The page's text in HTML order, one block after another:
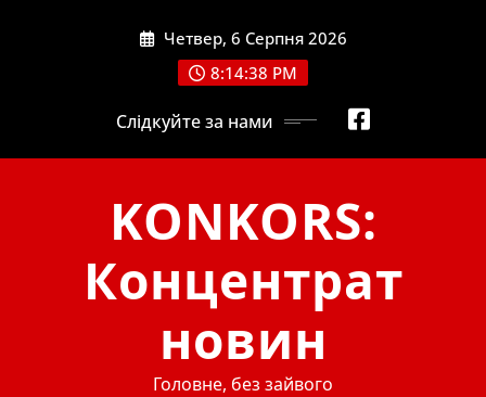
Четвер, 6 Серпня 2026
8:14:40 PM
Слідкуйте за нами
KONKORS:
Концентрат
новин
Головне, без зайвого